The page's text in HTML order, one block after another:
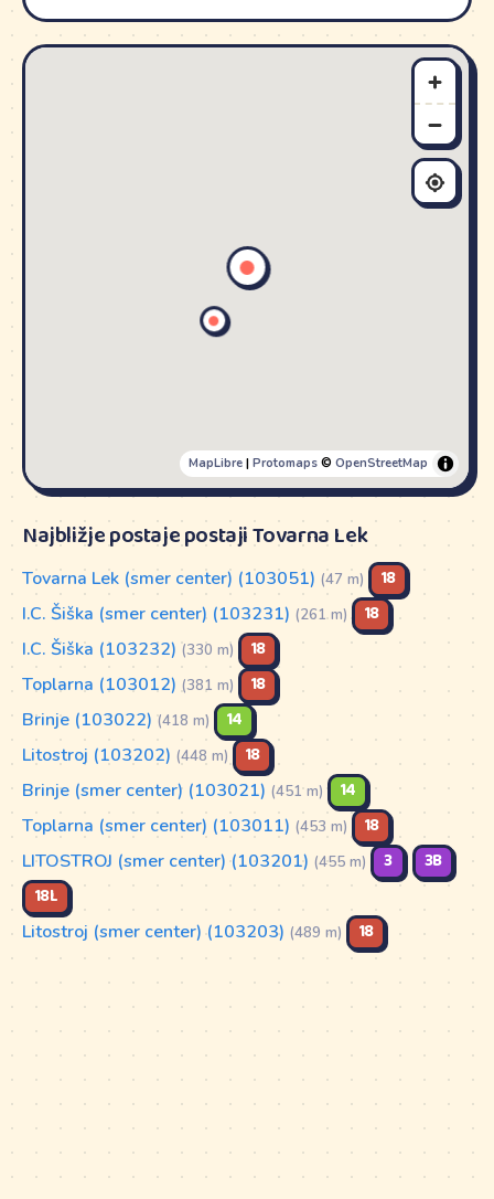
MapLibre| Protomaps© OpenStreetMap
Najbližje postaje postaji Tovarna Lek
Tovarna Lek (smer center) (103051) (47 m) 18
I.C. Šiška (smer center) (103231) (261 m) 18
I.C. Šiška (103232) (330 m) 18
Toplarna (103012) (381 m) 18
Brinje (103022) (418 m) 14
Litostroj (103202) (448 m) 18
Brinje (smer center) (103021) (451 m) 14
Toplarna (smer center) (103011) (453 m) 18
LITOSTROJ (smer center) (103201) (455 m) 3
3B
18L
Litostroj (smer center) (103203) (489 m) 18